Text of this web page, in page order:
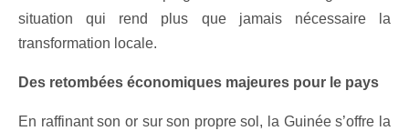
situation qui rend plus que jamais nécessaire la
transformation locale.
Des retombées économiques majeures pour le pays
En raffinant son or sur son propre sol, la Guinée s’offre la